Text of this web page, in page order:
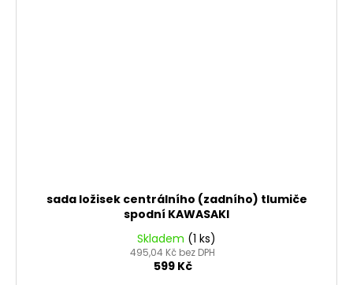
sada ložisek centrálního (zadního) tlumiče
spodní KAWASAKI
Skladem (1 ks)
495,04 Kč bez DPH
599 Kč